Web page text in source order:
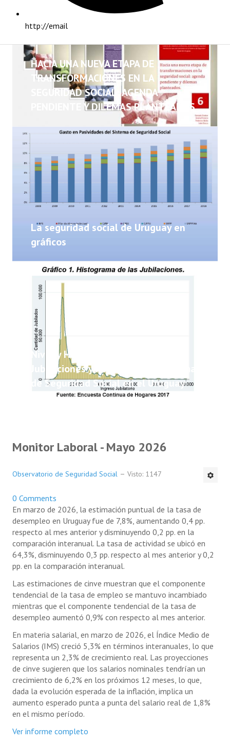
http://email
INSTITUCIONAL
NOTICIAS
HACIA UNA NUEVA ETAPA DE
TRANSFORMACIONES EN LA
SEGURIDAD SOCIAL: AGENDA
PENDIENTE Y DILEMAS PLANTEADOS
La seguridad social de Uruguay en
gráficos
Nivel y Heterogeneidad de las
Jubilaciones y Pensiones del Sistema
de Seguridad Social en el Uruguay
Monitor Laboral - Mayo 2026
Observatorio de Seguridad Social Visto: 1147
0 Comments
En marzo de 2026, la estimación puntual de la tasa de
desempleo en Uruguay fue de 7,8%, aumentando 0,4 pp.
respecto al mes anterior y disminuyendo 0,2 pp. en la
comparación interanual. La tasa de actividad se ubicó en
64,3%, disminuyendo 0,3 pp. respecto al mes anterior y 0,2
pp. en la comparación interanual.
Las estimaciones de cinve muestran que el componente
tendencial de la tasa de empleo se mantuvo incambiado
mientras que el componente tendencial de la tasa de
desempleo aumentó 0,9% con respecto al mes anterior.
En materia salarial, en marzo de 2026, el Índice Medio de
Salarios (IMS) creció 5,3% en términos interanuales, lo que
representa un 2,3% de crecimiento real. Las proyecciones
de cinve sugieren que los salarios nominales tendrían un
crecimiento de 6,2% en los próximos 12 meses, lo que,
dada la evolución esperada de la inflación, implica un
aumento esperado punta a punta del salario real de 1,8%
en el mismo período.
Ver informe completo